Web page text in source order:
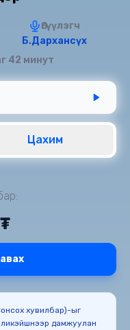
Өгүүлэгч
Б.Дархансүх
42 минут
Цахим
хувилбар)-ыг
дамжуулан